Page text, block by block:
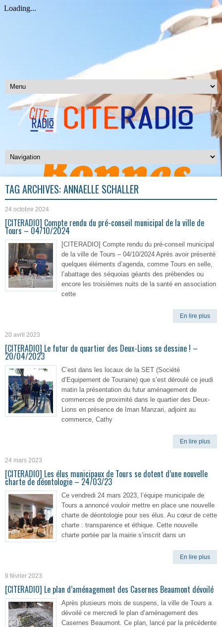
TAG ARCHIVES:ANNAELLE SCHALLER
24 octobre 2024
[CITERADIO] Compte rendu du pré-conseil municipal de la ville de
Tours – 04/10/2024
[CITERADIO] Compte rendu du pré-conseil municipal
de la ville de Tours – 04/10/2024 Après avoir présenté
quelques éléments d’agenda, comme Tours en selle,
l’abattage des séquoias géants des prébendes ou
encore les troisièmes nuits de la santé en association
cette
En lire plus
20 avril 2023
[CITERADIO] Le futur du quartier des Deux-Lions se dessine ! –
20/04/2023
C’est dans les locaux de la SET (Société
d’Equipement de Touraine) que s’est déroulé ce jeudi
matin la présentation du futur aménagement de
commerces de proximité dans le quartier des Deux-
Lions en présence de Iman Manzari, adjoint au
commerce, Cathy
En lire plus
24 mars 2023
[CITERADIO] Les élus municipaux de Tours se dotent d’une nouvelle
charte de déontologie – 24/03/23
Ce vendredi 24 mars 2023, l’équipe municipale de
Tours a annoncé vouloir mettre en place une nouvelle
charte de déontologie pour ses élus. Au cœur de cette
charte : transparence et éthique. Cette nouvelle
charte portée par la mairie s’inscrit dans un
En lire plus
9 février 2023
[CITERADIO] Le plan d’aménagement des Casernes Beaumont dévoilé
Après plusieurs mois de suspens, la ville de Tours a
dévoilé ce mercredi le plan d’aménagement des
Casernes Beaumont. Ce plan, lancé par la précédente